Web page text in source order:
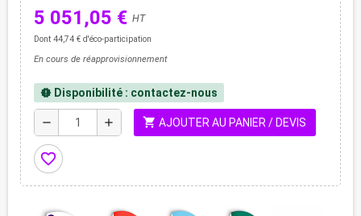
5 051,05 € HT
Dont 44,74 € d'éco-participation
En cours de réapprovisionnement
new_releases Disponibilité : contactez-nous
remove add shopping_cart AJOUTER AU PANIER / DEVIS
favorite_border